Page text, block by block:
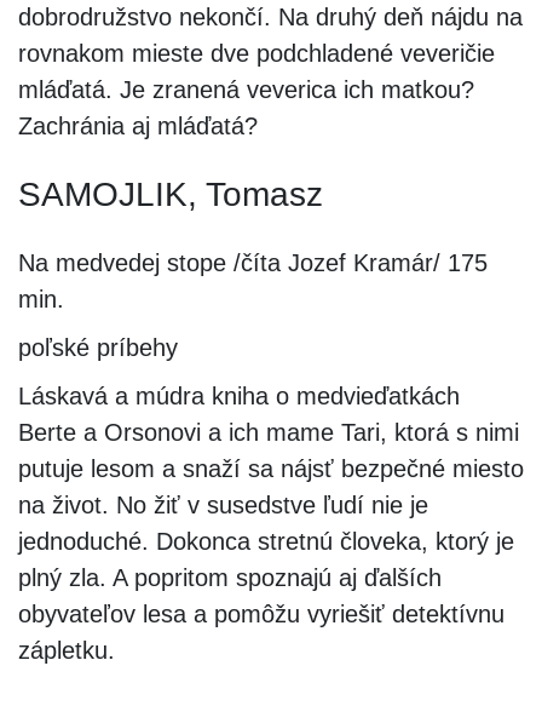
dobrodružstvo nekončí. Na druhý deň nájdu na
rovnakom mieste dve podchladené veveričie
mláďatá. Je zranená veverica ich matkou?
Zachránia aj mláďatá?
SAMOJLIK, Tomasz
Na medvedej stope /číta Jozef Kramár/ 175
min.
poľské príbehy
Láskavá a múdra kniha o medvieďatkách
Berte a Orsonovi a ich mame Tari, ktorá s nimi
putuje lesom a snaží sa nájsť bezpečné miesto
na život. No žiť v susedstve ľudí nie je
jednoduché. Dokonca stretnú človeka, ktorý je
plný zla. A popritom spoznajú aj ďalších
obyvateľov lesa a pomôžu vyriešiť detektívnu
zápletku.